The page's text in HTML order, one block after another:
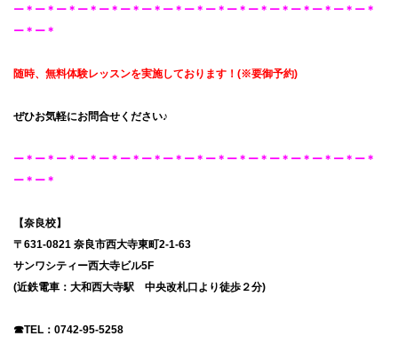
ー＊ー＊ー＊ー＊ー＊ー＊ー＊ー＊ー＊ー＊ー＊ー＊ー＊ー＊ー＊ー＊ー＊
ー＊ー＊
随時、無料体験レッスンを実施しております！ (※要御予約)
ぜひお気軽にお問合せください♪
ー＊ー＊ー＊ー＊ー＊ー＊ー＊ー＊ー＊ー＊ー＊ー＊ー＊ー＊ー＊ー＊ー＊
ー＊ー＊
【奈良校】
〒631-0821 奈良市西大寺東町2-1-63
サンワシティー西大寺ビル5F
(近鉄電車：大和西大寺駅 中央改札口より徒歩２分)
☎TEL： 0742-95-5258